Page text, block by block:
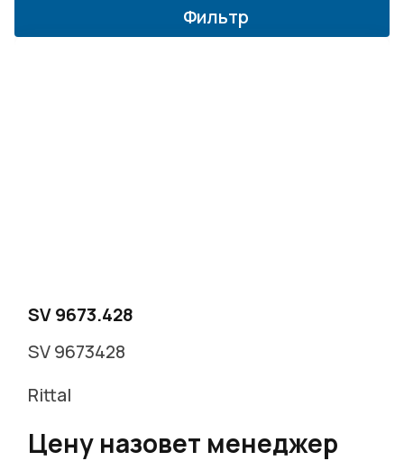
г. Москва, Варшавское ш. д.17 стр.2
Фильтр
SV 9673.428
SV 9673428
Rittal
Цену назовет менеджер